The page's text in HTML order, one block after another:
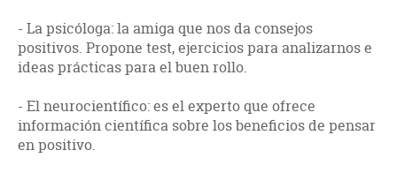
- La psicóloga: la amiga que nos da consejos
positivos. Propone test, ejercicios para analizarnos e
ideas prácticas para el buen rollo.
- El neurocientífico: es el experto que ofrece
información científica sobre los beneficios de pensar
en positivo.